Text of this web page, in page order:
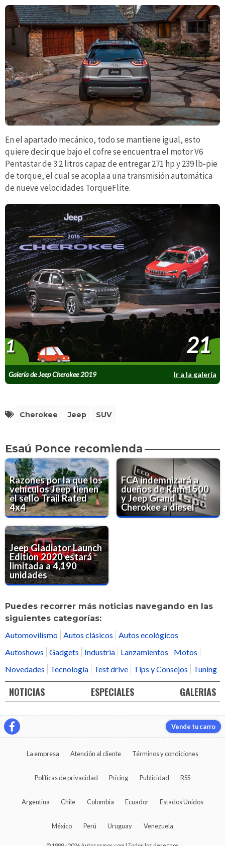
En el apartado mecánico, todo se mantiene igual, esto
quiere decir que bajo el cofre se encuentra el motor V6
Pentastar de 3.2 litros capaz de entregar 271 hp y 239 lb-pie
de torque, el cual se acopla a una transmisión automática
de nueve velocidades TorqueFlite.
Galería de Jeep Cherokee 2019 Ir a la galería
1 21
Cherokee Jeep SUV
Esaú Ponce recomienda
Razones por la que los
vehículos Jeep tienen
el sello Trail Rated
4x4
FCA indemnizará a
dueños de Ram 1500
y Jeep Grand
Cherokee a diesel
Jeep Gladiator Launch
Edition 2020 estará
limitada a 4,190
unidades
Puedes recorrer más noticias navegando en las
siguientes categorías:
Automovilismo Autos clásicos
Autos ecológicos
Autoshows
Gadgets Industria Lanzamientos
Motos
Novedades
Tecnología Test drive Tips y Consejos Tuning
NOTICIAS ESPECIALES GALERIAS
Vende tu carro
La empresa Atención al cliente Términos y condiciones
Políticas de privacidad Pricing Publicidad RSS
Argentina Chile Colombia Ecuador Estados Unidos
México Perú Uruguay Venezuela